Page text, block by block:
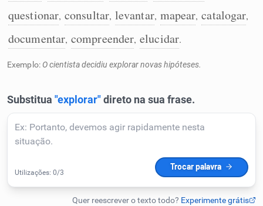
Cata-letras
Conexões
Caça-palavras
questionar, consultar, levantar, mapear, catalogar,
documentar, compreender, elucidar.
Exemplo: O cientista decidiu explorar novas hipóteses.